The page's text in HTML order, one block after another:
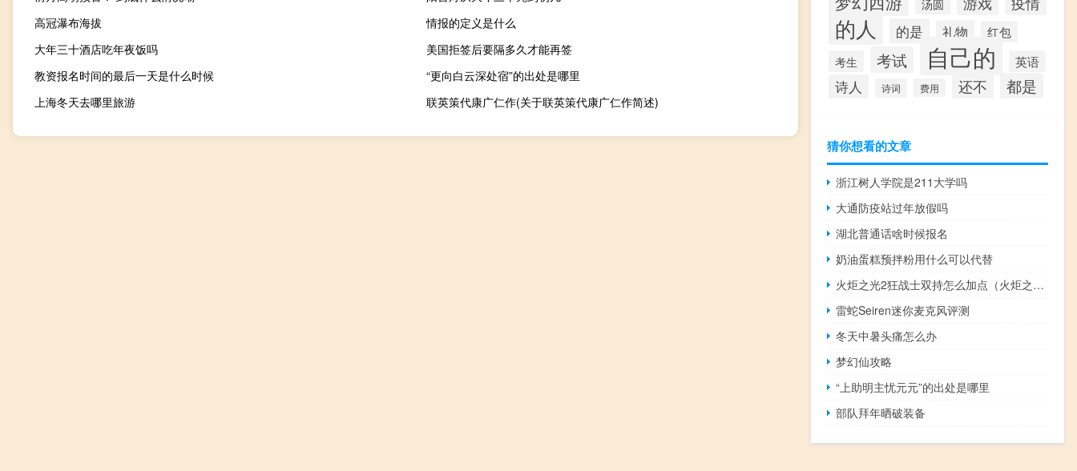
高冠瀑布海拔
情报的定义是什么
大年三十酒店吃年夜饭吗
美国拒签后要隔多久才能再签
教资报名时间的最后一天是什么时候
“更向白云深处宿”的出处是哪里
上海冬天去哪里旅游
联英策代康广仁作(关于联英策代康广仁作简述)
汤圆
的人 的是 礼物
红包
考生
考试 自己的 英语
诗人 诗词 费用 还不 都是
猜你想看的文章
浙江树人学院是211大学吗
大通防疫站过年放假吗
湖北普通话啥时候报名
奶油蛋糕预拌粉用什么可以代替
火炬之光2狂战士双持怎么加点（火炬之光2狂战士属性加点图）
雷蛇Seiren迷你麦克风评测
冬天中暑头痛怎么办
梦幻仙攻略
“上助明主忧元元”的出处是哪里
部队拜年晒破装备